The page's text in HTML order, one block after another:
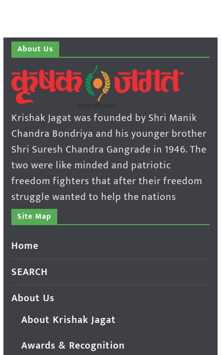
About Us
Krishak Jagat was founded by Shri Manik
Chandra Bondriya and his younger brother
Shri Suresh Chandra Gangrade in 1946. The
two were like minded and patriotic
freedom fighters that after their freedom
struggle wanted to help the nations
Site Map
Home
SEARCH
About Us
About Krishak Jagat
Awards & Recognition